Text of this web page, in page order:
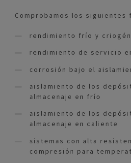
Comprobamos los siguientes
rendimiento frío y
rendimiento de servicio
corrosión bajo el
aislamiento de los
almacenaje en frío
aislamiento de los
almacenaje en caliente
sistemas con alta
compresión para